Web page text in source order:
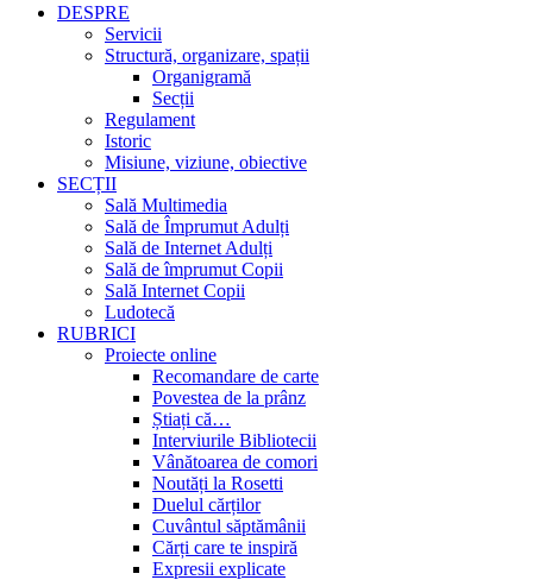
DESPRE
Servicii
Structură, organizare, spații
Organigramă
Secții
Regulament
Istoric
Misiune, viziune, obiective
SECȚII
Sală Multimedia
Sală de Împrumut Adulți
Sală de Internet Adulți
Sală de împrumut Copii
Sală Internet Copii
Ludotecă
RUBRICI
Proiecte online
Recomandare de carte
Povestea de la prânz
Știați că…
Interviurile Bibliotecii
Vânătoarea de comori
Noutăți la Rosetti
Duelul cărților
Cuvântul săptămânii
Cărți care te inspiră
Expresii explicate